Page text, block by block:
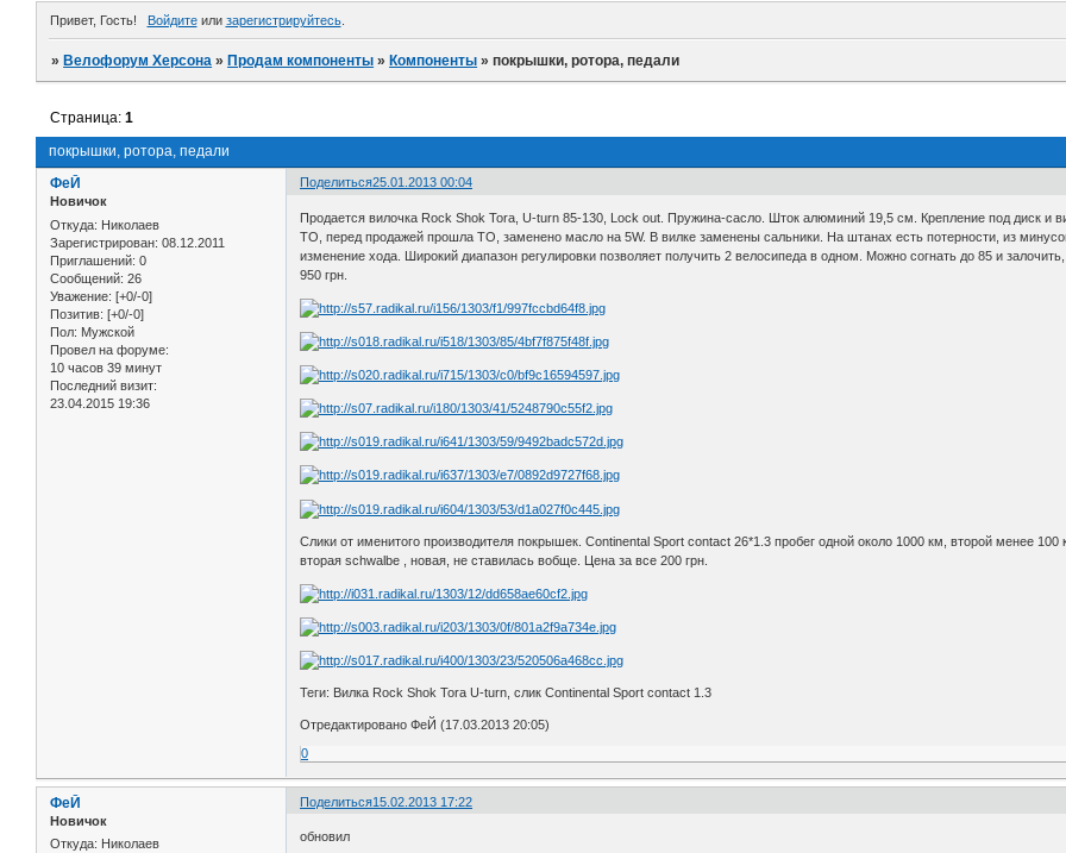
Привет, Гость! Войдитеили зарегистрируйтесь.
» Велофорум Херсона » Продам компоненты » Компоненты »покрышки, ротора, педали
покрышки, ротора, педали
Страница:1
Поделиться25.01.2013 00:04
ФеЙ
Новичок
Откуда: Николаев
Зарегистрирован: 08.12.2011
Приглашений: 0
Сообщений: 26
Уважение: [+0/-0]
Позитив: [+0/-0]
Пол: Мужской
Провел на форуме:
10 часов 39 минут
Последний визит:
23.04.2015 19:36
Продается вилочка Rock Shok Tora, U-turn 85-130, Lock out. Пружина-сасло. Шток алюминий 19,5 см. Крепление под диск и
ТО, перед продажей прошла ТО, заменено масло на 5W. В вилке заменены сальники. На штанах есть потерности, из
изменение хода. Широкий диапазон регулировки позволяет получить 2 велосипеда в одном. Можно согнать до 85 и
950 грн.
Слики от именитого производителя покрышек. Continental Sport contact 26*1.3 пробег одной около 1000 км, второй менее
вторая schwalbe , новая, не ставилась вобще. Цена за все 200 грн.
Теги: Вилка Rock Shok Tora U-turn, слик Continental Sport contact 1.3
Отредактировано ФеЙ (17.03.2013 20:05)
0
Поделиться15.02.2013 17:22
ФеЙ
Новичок
Откуда: Николаев
обновил